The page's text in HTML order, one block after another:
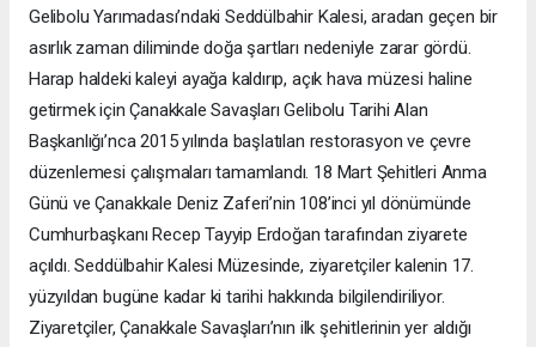
Gelibolu Yarımadası’ndaki Seddülbahir Kalesi, aradan geçen bir
asırlık zaman diliminde doğa şartları nedeniyle zarar gördü.
Harap haldeki kaleyi ayağa kaldırıp, açık hava müzesi haline
getirmek için Çanakkale Savaşları Gelibolu Tarihi Alan
Başkanlığı’nca 2015 yılında başlatılan restorasyon ve çevre
düzenlemesi çalışmaları tamamlandı. 18 Mart Şehitleri Anma
Günü ve Çanakkale Deniz Zaferi’nin 108’inci yıl dönümünde
Cumhurbaşkanı Recep Tayyip Erdoğan tarafından ziyarete
açıldı. Seddülbahir Kalesi Müzesinde, ziyaretçiler kalenin 17.
yüzyıldan bugüne kadar ki tarihi hakkında bilgilendiriliyor.
Ziyaretçiler, Çanakkale Savaşları’nın ilk şehitlerinin yer aldığı